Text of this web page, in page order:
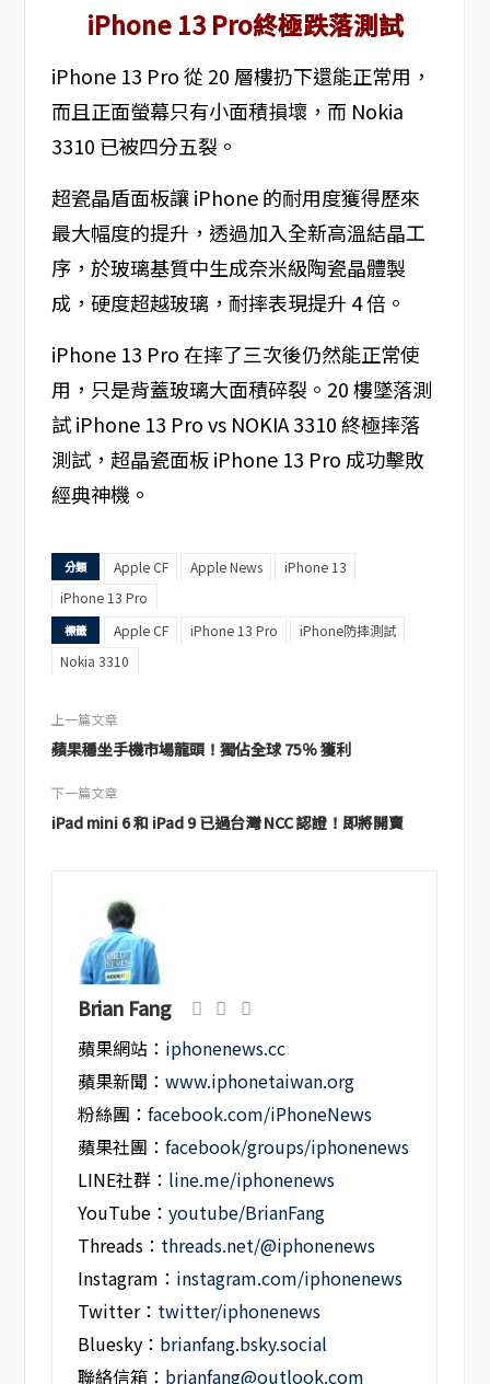
iPhone 13 Pro終極跌落測試
iPhone 13 Pro 從 20 層樓扔下還能正常用，
而且正面螢幕只有小面積損壞，而 Nokia
3310 已被四分五裂。
超瓷晶盾面板讓 iPhone 的耐用度獲得歷來
最大幅度的提升，透過加入全新高溫結晶工
序，於玻璃基質中生成奈米級陶瓷晶體製
成，硬度超越玻璃，耐摔表現提升 4 倍。
iPhone 13 Pro 在摔了三次後仍然能正常使
用，只是背蓋玻璃大面積碎裂。20 樓墜落測
試 iPhone 13 Pro vs NOKIA 3310 終極摔落
測試，超晶瓷面板 iPhone 13 Pro 成功擊敗
經典神機。
分類 Apple CF Apple News
iPhone 13
iPhone 13 Pro
標籤 Apple CF iPhone 13 Pro
iPhone防摔測試
Nokia 3310
上一篇文章
蘋果穩坐手機市場龍頭！獨佔全球 75％ 獲利
下一篇文章
iPad mini 6 和 iPad 9 已過台灣 NCC 認證！即將開賣
Brian Fang
蘋果網站： iphonenews.cc
蘋果新聞：www.iphonetaiwan.org
粉絲團：facebook.com/iPhoneNews
蘋果社團：facebook/groups/iphonenews
LINE社群： line.me/iphonenews
YouTube：youtube/BrianFang
Threads： threads.net/@iphonenews
Instagram： instagram.com/iphonenews
Twitter： twitter/iphonenews
Bluesky： brianfang.bsky.social
聯絡信箱： brianfang@outlook.com